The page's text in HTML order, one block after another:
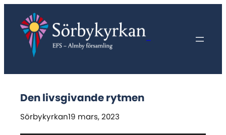
innehåll
Den livsgivande rytmen
Sörbykyrkan19 mars, 2023